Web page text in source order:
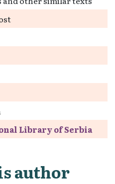
Library of Serbia
author